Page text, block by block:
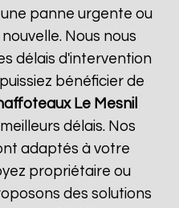
panne urgente ou
Nous nous
délais d'intervention
bénéficier de
Le Mesnil
délais. Nos
adaptés à votre
propriétaire ou
des solutions